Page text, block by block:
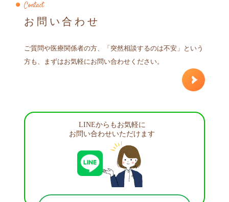
Contact
お問い合わせ
ご質問や医療関係者の方、「突然相談するのは不安」という
方も、まずはお気軽にお問い合わせください。
LINEからもお気軽に
お問い合わせいただけます